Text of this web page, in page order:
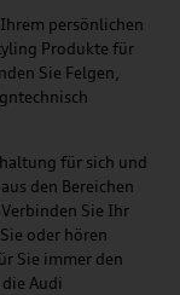
persönlichen
Produkte für
Sie Felgen,
für sich und
den Bereichen
Sie Ihr
oder hören
Sie immer den
Audi